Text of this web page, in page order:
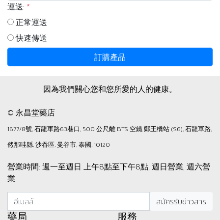
運送: *
正常運送
快速傳送
訂購產品
因為我們關心您和您所愛的人的健康。
© 永昌堂藥店
1677/8號, 石龍軍路63巷口, 500 公尺離 BTS 空鐵 鄭王橋站 (S6), 石龍軍路,
然那哇縣, 沙吞區, 曼谷市, 泰國, 10120
營業時間: 週一至週日 上午8點至下午8點, 週日營業, 週六營
業
藥局 服務